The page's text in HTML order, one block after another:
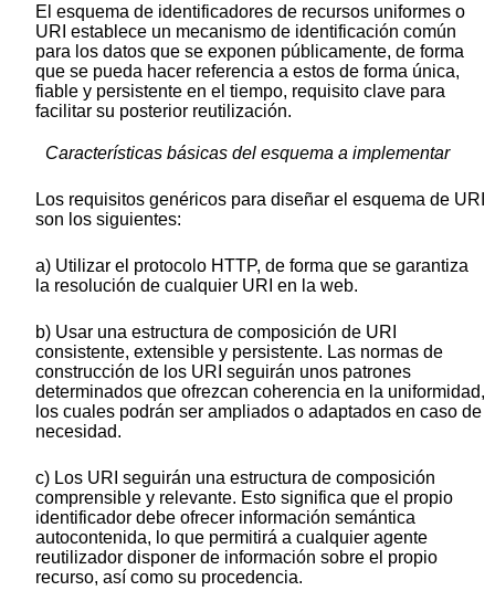
El esquema de identificadores de recursos uniformes o
URI establece un mecanismo de identificación común
para los datos que se exponen públicamente, de forma
que se pueda hacer referencia a estos de forma única,
fiable y persistente en el tiempo, requisito clave para
facilitar su posterior reutilización.
Características básicas del esquema a implementar
Los requisitos genéricos para diseñar el esquema de URI
son los siguientes:
a) Utilizar el protocolo HTTP, de forma que se garantiza
la resolución de cualquier URI en la web.
b) Usar una estructura de composición de URI
consistente, extensible y persistente. Las normas de
construcción de los URI seguirán unos patrones
determinados que ofrezcan coherencia en la uniformidad,
los cuales podrán ser ampliados o adaptados en caso de
necesidad.
c) Los URI seguirán una estructura de composición
comprensible y relevante. Esto significa que el propio
identificador debe ofrecer información semántica
autocontenida, lo que permitirá a cualquier agente
reutilizador disponer de información sobre el propio
recurso, así como su procedencia.